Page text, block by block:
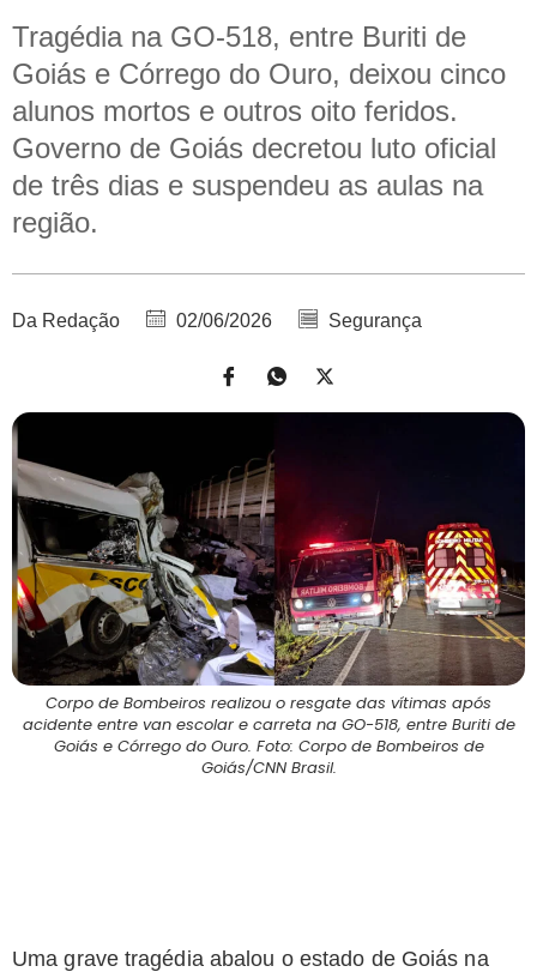
Tragédia na GO-518, entre Buriti de
Goiás e Córrego do Ouro, deixou cinco
alunos mortos e outros oito feridos.
Governo de Goiás decretou luto oficial
de três dias e suspendeu as aulas na
região.
Da Redação 02/06/2026 Segurança
Corpo de Bombeiros realizou o resgate das vítimas após
acidente entre van escolar e carreta na GO-518, entre Buriti de
Goiás e Córrego do Ouro. Foto: Corpo de Bombeiros de
Goiás/CNN Brasil.
Uma grave tragédia abalou o estado de Goiás na